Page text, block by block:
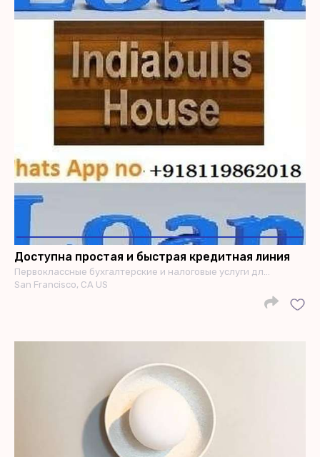
Доступна простая и быстрая кредитная линия
Первоклассные бухгалтерские и налоговые услуги дл…
San Francisco, CA US